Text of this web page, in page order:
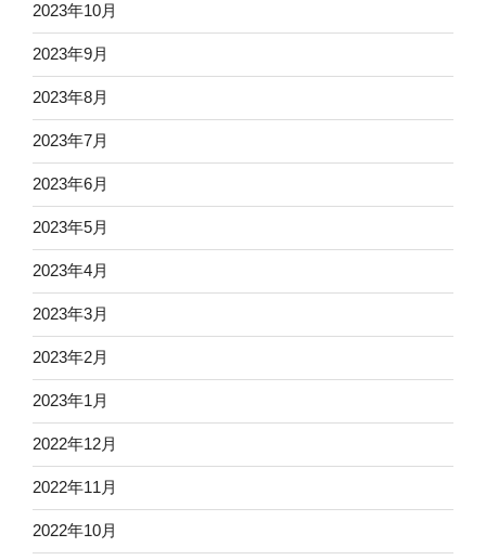
2023年10月
2023年9月
2023年8月
2023年7月
2023年6月
2023年5月
2023年4月
2023年3月
2023年2月
2023年1月
2022年12月
2022年11月
2022年10月